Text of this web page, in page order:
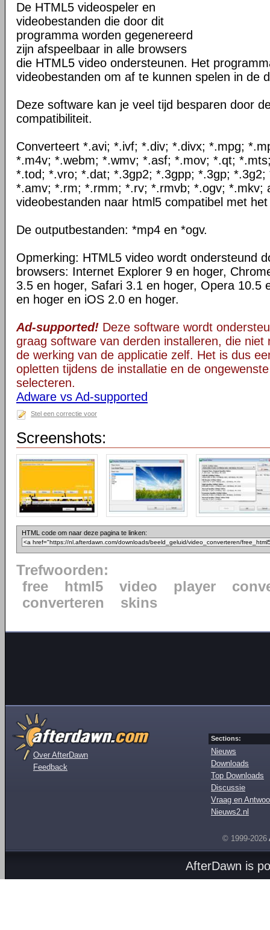
De HTML5 videospeler en
videobestanden die door dit
programma worden gegenereerd
zijn afspeelbaar in alle browsers
die HTML5 video ondersteunen. Het
videobestanden om af te kunnen spelen in de
Deze software kan je veel tijd besparen door
compatibiliteit.
Converteert *.avi; *.ivf; *.div; *.divx; *.mpg;
*.m4v; *.webm; *.wmv; *.asf; *.mov; *.qt;
*.tod; *.vro; *.dat; *.3gp2; *.3gpp; *.3gp;
*.amv; *.rm; *.rmm; *.rv; *.rmvb; *.ogv; *.mkv;
videobestanden naar html5 compatibel met
De outputbestanden: *mp4 en *ogv.
Opmerking: HTML5 video wordt ondersteund
browsers: Internet Explorer 9 en hoger,
3.5 en hoger, Safari 3.1 en hoger, Opera 10.5
en hoger en iOS 2.0 en hoger.
Ad-supported! Deze software wordt
graag software van derden installeren, die niet
de werking van de applicatie zelf. Het is dus
opletten tijdens de installatie en de
selecteren.
Adware vs Ad-supported
Stel een correctie voor
Screenshots:
HTML code om naar deze pagina te linken:
Trefwoorden:
free
html5 video player
converteren
skins
Over AfterDawn
Feedback
Sections:
Nieuws
Downloads
Top Downloads
Discussie
Vraag en
Nieuws2.nl
© 1999-2026
AfterDawn is